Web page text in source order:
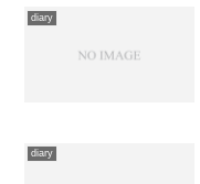
diary
diary